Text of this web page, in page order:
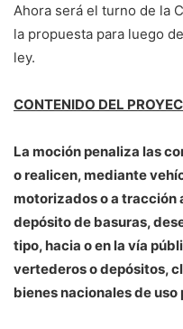
Ahora será el turno de la
la propuesta para luego
ley.
CONTENIDO DEL
La moción penaliza las
o realicen, mediante
motorizados o a tracción
depósito de basuras,
tipo, hacia o en la vía
vertederos o depósitos,
bienes nacionales de uso